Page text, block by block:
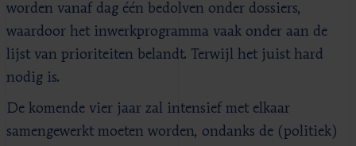
worden vanaf dag één bedolven onder dossiers,
waardoor het inwerkprogramma vaak onder aan de
lijst van prioriteiten belandt. Terwijl het juist hard
nodig is.
De komende vier jaar zal intensief met elkaar
samengewerkt moeten worden, ondanks de (politiek)